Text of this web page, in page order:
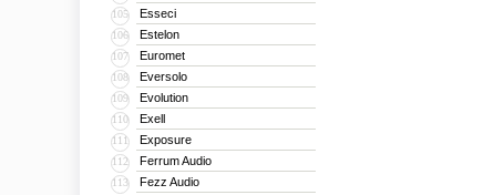
105 Esseci
106 Estelon
107 Euromet
108 Eversolo
109 Evolution
110 Exell
111 Exposure
112 Ferrum Audio
113 Fezz Audio